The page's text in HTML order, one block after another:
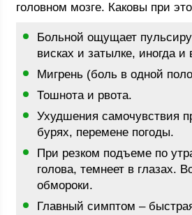
головном мозге. Каковы при
Больной ощущает
висках и затылке, иногда и
Мигрень (боль в одной
Тошнота и рвота.
Ухудшения самочувствия
бурях, перемене погоды.
При резком подъеме по
голова, темнеет в глазах.
обмороки.
Главный симптом –